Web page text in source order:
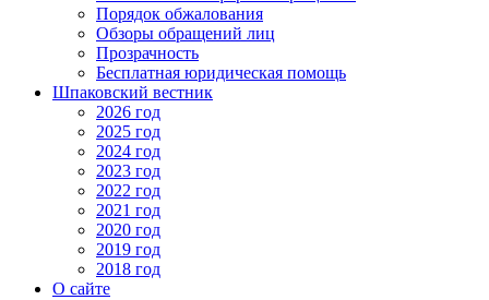
Порядок обжалования
Обзоры обращений лиц
Прозрачность
Бесплатная юридическая помощь
Шпаковский вестник
2026 год
2025 год
2024 год
2023 год
2022 год
2021 год
2020 год
2019 год
2018 год
О сайте